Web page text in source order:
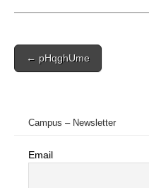
Post
navigation
← pHqghUme
Campus – Newsletter
Email